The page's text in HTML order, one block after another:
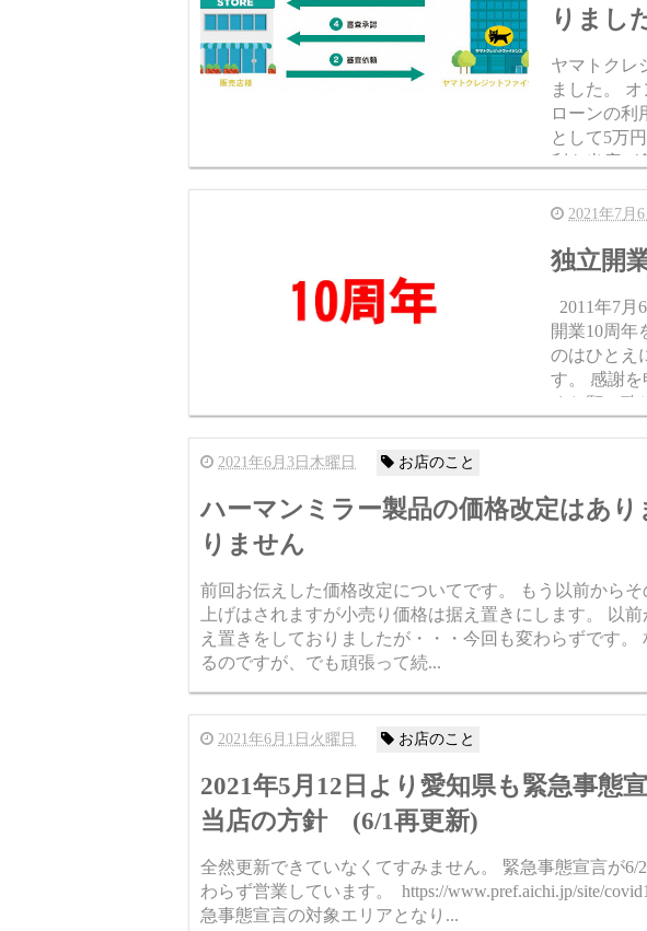
りまし
ヤマトクレ
ました。
ローンの利
として5万
利を当店が
ヤマトクレ
ていただき
2021年7月
独立開
2011年7月
開業10周年
のはひとえ
す。 感謝
くお願い
2021年6月3日木曜日 お店のこと
ハーマンミラー製品の価格改定はあ
りません
前回お伝えした価格改定についてです。 もう以前から
上げはされますが小売り価格は据え置きにします。 以
え置きをしておりましたが・・・今回も変わらずです
るのですが、でも頑張って続...
2021年6月1日火曜日 お店のこと
2021年5月12日より愛知県も緊急事態
当店の方針 (6/1再更新)
全然更新できていなくてすみません。 緊急事態宣言が
わらず営業しています。 https://www.pref.aichi.jp/site/
急事態宣言の対象エリアとなり...